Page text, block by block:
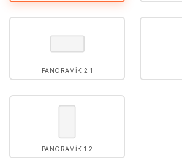
PANORAMIK 2:1
PANORAMIK 1:2